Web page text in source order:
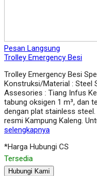
Pesan Langsung
Trolley Emergency Besi
Trolley Emergency Besi
Konstruksi/Material : Steel
Assesories : Tiang Infus
tabung oksigen 1 m³, dan
dengan plat stainless
resmi Kampung Kaleng.
selengkapnya
*Harga Hubungi CS
Tersedia
Hubungi Kami